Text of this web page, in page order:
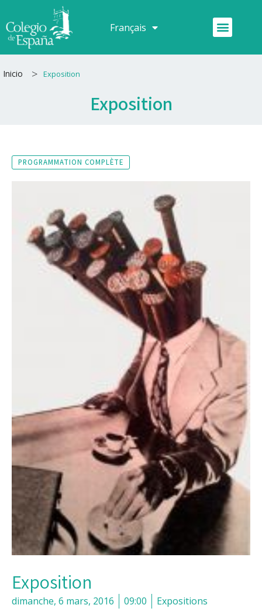
au
contenu
Français
Español Menu
Inicio > Exposition
Exposition
PROGRAMMATION COMPLÈTE
Exposition
dimanche, 6 mars, 2016 09:00 Expositions